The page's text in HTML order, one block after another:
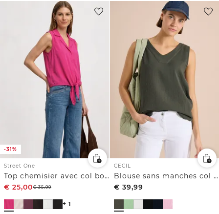
-31%
Street One
Top chemisier avec col bowling et nœuds
€ 25,00€35,99
+ 1
CECIL
Blouse sans manches col V en gaze de coton
€ 39,99